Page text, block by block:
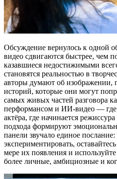
Обсуждение вернулось к
видео сдвигаются быстрее, чем
казавшиеся недостижимыми
становятся реальностью в
авторы думают об изображении,
историй, которые они могут
самых живых частей разговора
перформансом и ИИ-видео — где
актёра, где начинается
подхода формируют
панели звучало единое
экспериментировать,
мере их появления и
более личные, амбициозные и